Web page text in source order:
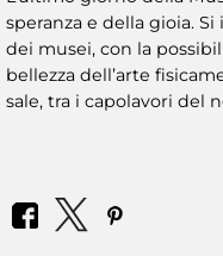
speranza e della gioia.
dei musei, con la
bellezza dell’arte
sale, tra i capolavori del